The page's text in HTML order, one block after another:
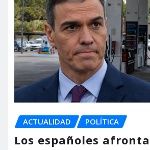
ACTUALIDAD POLÍTICA
Los españoles